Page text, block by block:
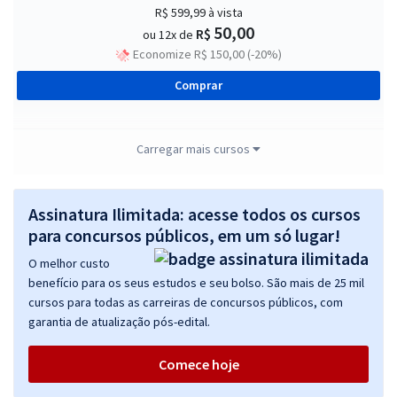
R$ 599,99à vista
ou 12x de R$ 50,00
Economize R$ 150,00 (-20%)
Comprar
Conhecimentos Específicos para a Área: Apoio Técnico
Especializado - Especialidade: Contabilidade (Pré-edital)
R$ 239,99à vista
ou 12x de R$20,00
Economize R$ 60,00 (-20%)
Comprar
CNMP - Conselho Nacional do Ministério Público - Cargo 10: Técnico
Carregar mais cursos
Assinatura Ilimitada: acesse todos os cursos
para concursos públicos, em um só lugar!
O melhor custo
benefício para os seus estudos e seu bolso. São mais de 25 mil
cursos para todas as carreiras de concursos públicos, com
garantia de atualização pós-edital.
Comece hoje